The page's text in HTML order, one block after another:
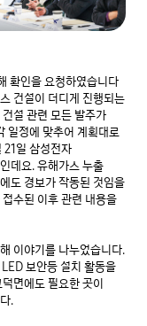
확인을 요청하였습니다
건설이 더디게 진행되는
설 관련 모든 발주가
일정에 맞추어 계획대로
21일 삼성전자
데요. 유해가스 누출
도 경보가 작동된 것임을
수된 이후 관련 내용을
이야기를 나누었습니다.
보안등 설치 활동을
면에도 필요한 곳이
.